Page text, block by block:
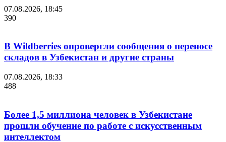
07.08.2026, 18:45
390
В Wildberries опровергли сообщения о переносе
складов в Узбекистан и другие страны
07.08.2026, 18:33
488
Более 1,5 миллиона человек в Узбекистане
прошли обучение по работе с искусственным
интеллектом